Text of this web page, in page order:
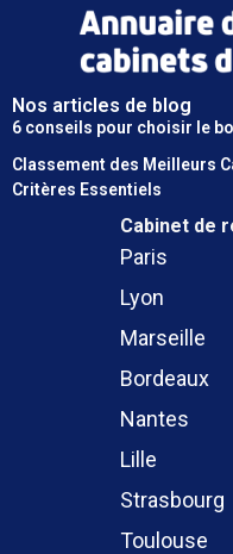
Nos articles de blog
6 conseils pour choisir le
Classement des Meilleurs
Critères Essentiels
Cabinet de
Paris
Lyon
Marseille
Bordeaux
Nantes
Lille
Strasbourg
Toulouse